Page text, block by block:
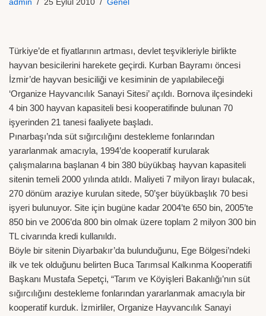
admin 25 Eylül 2010 Genel
Türkiye’de et fiyatlarının artması, devlet teşvikleriyle birlikte
hayvan besicilerini harekete geçirdi. Kurban Bayramı öncesi
İzmir’de hayvan besiciliği ve kesiminin de yapılabileceği
‘Organize Hayvancılık Sanayi Sitesi’ açıldı. Bornova ilçesindeki
4 bin 300 hayvan kapasiteli besi kooperatifinde bulunan 70
işyerinden 21 tanesi faaliyete başladı.
Pınarbaşı’nda süt sığırcılığını destekleme fonlarından
yararlanmak amacıyla, 1994’de kooperatif kurularak
çalışmalarına başlanan 4 bin 380 büyükbaş hayvan kapasiteli
sitenin temeli 2000 yılında atıldı. Maliyeti 7 milyon lirayı bulacak,
270 dönüm araziye kurulan sitede, 50’şer büyükbaşlık 70 besi
işyeri bulunuyor. Site için bugüne kadar 2004’te 650 bin, 2005’te
850 bin ve 2006’da 800 bin olmak üzere toplam 2 milyon 300 bin
TL civarında kredi kullanıldı.
Böyle bir sitenin Diyarbakır’da bulunduğunu, Ege Bölgesi’ndeki
ilk ve tek olduğunu belirten Buca Tarımsal Kalkınma Kooperatifi
Başkanı Mustafa Sepetçi, “Tarım ve Köyişleri Bakanlığı’nın süt
sığırcılığını destekleme fonlarından yararlanmak amacıyla bir
kooperatif kurduk. İzmirliler, Organize Hayvancılık Sanayi